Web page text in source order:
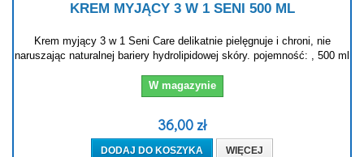
KREM MYJĄCY 3 W 1 SENI 500 ML
Krem myjący 3 w 1 Seni Care delikatnie pielęgnuje i chroni, nie
naruszając naturalnej bariery hydrolipidowej skóry. pojemność: , 500 ml
W magazynie
36,00 zł
DODAJ DO KOSZYKA WIĘCEJ